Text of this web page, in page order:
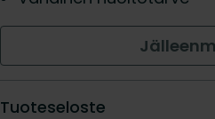
Tuoteseloste